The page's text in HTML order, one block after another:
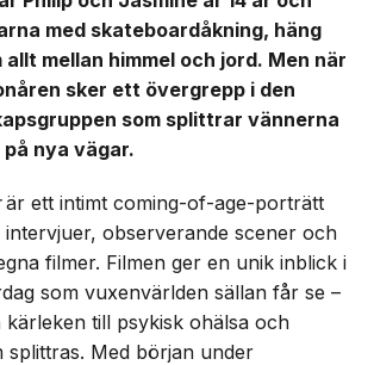
med skateboardåkning, häng
allt mellan himmel och jord. Men när
sker ett övergrepp i den
som splittrar vännerna
nya vägar.
är ett intimt coming-of-age-porträtt
observerande scener och
filmer. Filmen ger en unik inblick i
som vuxenvärlden sällan får se –
till psykisk ohälsa och
splittras. Med början under